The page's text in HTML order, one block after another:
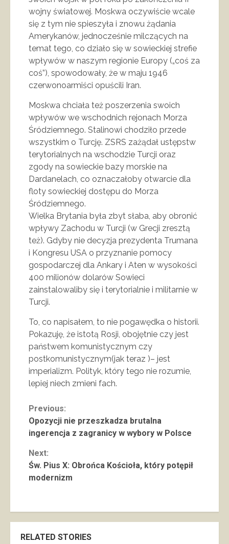
wojny światowej. Moskwa oczywiście wcale
się z tym nie spieszyła i znowu żądania
Amerykanów, jednocześnie milczących na
temat tego, co działo się w sowieckiej strefie
wpływów w naszym regionie Europy („coś za
coś”), spowodowały, że w maju 1946
czerwonoarmiści opuścili Iran.
Moskwa chciała też poszerzenia swoich
wpływów we wschodnich rejonach Morza
Śródziemnego. Stalinowi chodziło przede
wszystkim o Turcję. ZSRS zażądał ustępstw
terytorialnych na wschodzie Turcji oraz
zgody na sowieckie bazy morskie na
Dardanelach, co oznaczałoby otwarcie dla
floty sowieckiej dostępu do Morza
Śródziemnego.
Wielka Brytania była zbyt słaba, aby obronić
wpływy Zachodu w Turcji (w Grecji zresztą
też). Gdyby nie decyzja prezydenta Trumana
i Kongresu USA o przyznanie pomocy
gospodarczej dla Ankary i Aten w wysokości
400 milionów dolarów Sowieci
zainstalowaliby się i terytorialnie i militarnie w
Turcji.
To, co napisałem, to nie pogawędka o historii.
Pokazuję, że istotą Rosji, obojętnie czy jest
państwem komunistycznym czy
postkomunistycznym(jak teraz )– jest
imperializm. Polityk, który tego nie rozumie,
lepiej niech zmieni fach.
Continue
Reading
Previous:
Opozycji nie przeszkadza brutalna
ingerencja z zagranicy w wybory w Polsce
Next:
Św. Pius X: Obrońca Kościoła, który potępił
modernizm
RELATED STORIES